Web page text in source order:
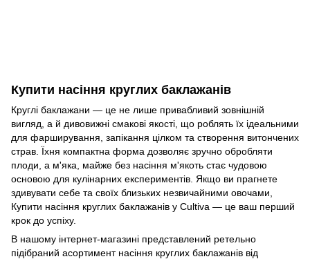
Купити насіння круглих баклажанів
Круглі баклажани — це не лише привабливий зовнішній
вигляд, а й дивовижні смакові якості, що роблять їх ідеальними
для фарширування, запікання цілком та створення витончених
страв. Їхня компактна форма дозволяє зручно обробляти
плоди, а м'яка, майже без насіння м'якоть стає чудовою
основою для кулінарних експериментів. Якщо ви прагнете
здивувати себе та своїх близьких незвичайними овочами,
Купити насіння круглих баклажанів у Cultiva — це ваш перший
крок до успіху.
В нашому інтернет-магазині представлений ретельно
підібраний асортимент насіння круглих баклажанів від